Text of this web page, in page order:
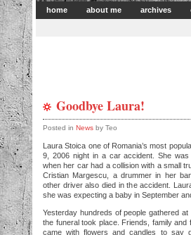
home about me archives
Goodbye Laura!
Posted in News by Teo
Laura Stoica one of Romania’s most
9, 2006 night in a car accident. She
when her car had a collision with a small
Cristian Margescu, a drummer in her
other driver also died in the accident.
she was expecting a baby in September
Yesterday hundreds of people gathered
the funeral took place. Friends, family and
came with flowers and candles to say